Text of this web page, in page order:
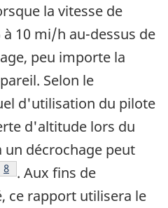
la vitesse de
10 mi/h au-dessus de
peu importe la
Selon le
d'utilisation du pilote
d'altitude lors du
décrochage peut
Note de bas de page
8 . Aux fins de
ce rapport utilisera le